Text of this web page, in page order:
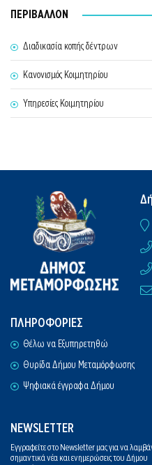
ΠΕΡΙΒΑΛΛΟΝ
Διαδικασία κοπής δέντρων
Κανονισμός Κοιμητηρίου
Υπηρεσίες Κοιμητηρίου
ΠΛΗΡΟΦΟΡΙΕΣ
Θέλω να Εξυπηρετηθώ
Θυρίδα Δήμου Μεταμόρφωσης
Ψηφιακά έγγραφα Δήμου
NEWSLETTER
Εγγραφείτε στο Newsletter μας για να
σημαντικά νέα και ενημερώσεις του Δήμου